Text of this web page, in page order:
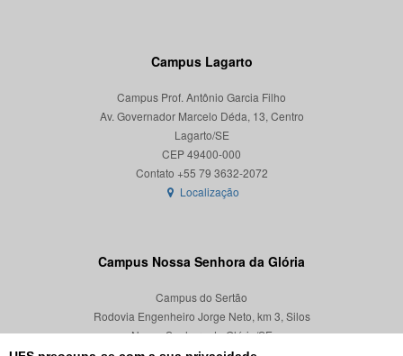
Campus Lagarto
Campus Prof. Antônio Garcia Filho
Av. Governador Marcelo Déda, 13, Centro
Lagarto/SE
CEP 49400-000
Localização
Campus Nossa Senhora da Glória
Campus do Sertão
Rodovia Engenheiro Jorge Neto, km 3, Silos
Nossa Senhora da Glória/SE